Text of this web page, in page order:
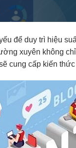
để duy trì hiệu
xuyên không
cung cấp kiến